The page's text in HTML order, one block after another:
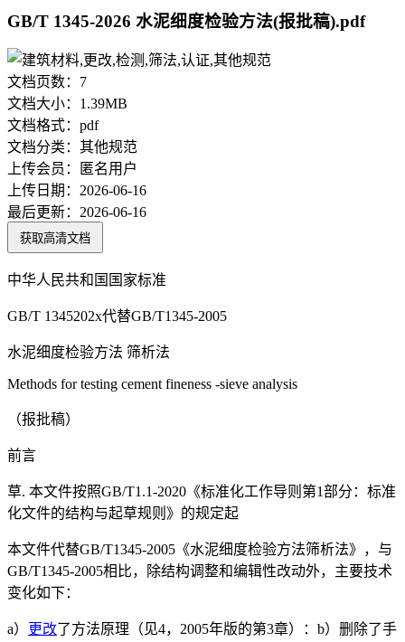
GB/T 1345-2026 水泥细度检验方法(报批稿).pdf
文档页数： 7
文档大小： 1.39MB
文档格式： pdf
文档分类： 其他规范
上传会员：
匿名用户
上传日期： 2026-06-16
最后更新： 2026-06-16
获取高清文档
中华人民共和国国家标准
GB/T 1345202x代替GB/T1345-2005
水泥细度检验方法 筛析法
Methods for testing cement fineness -sieve analysis
（报批稿）
前言
草. 本文件按照GB/T1.1-2020《标准化工作导则第1部分：标准
化文件的结构与起草规则》的规定起
本文件代替GB/T1345-2005《水泥细度检验方法筛析法》，与
GB/T1345-2005相比，除结构调整和编辑性改动外，主要技术
变化如下：
a） 更改了方法原理（见4，2005年版的第3章）：b）删除了手